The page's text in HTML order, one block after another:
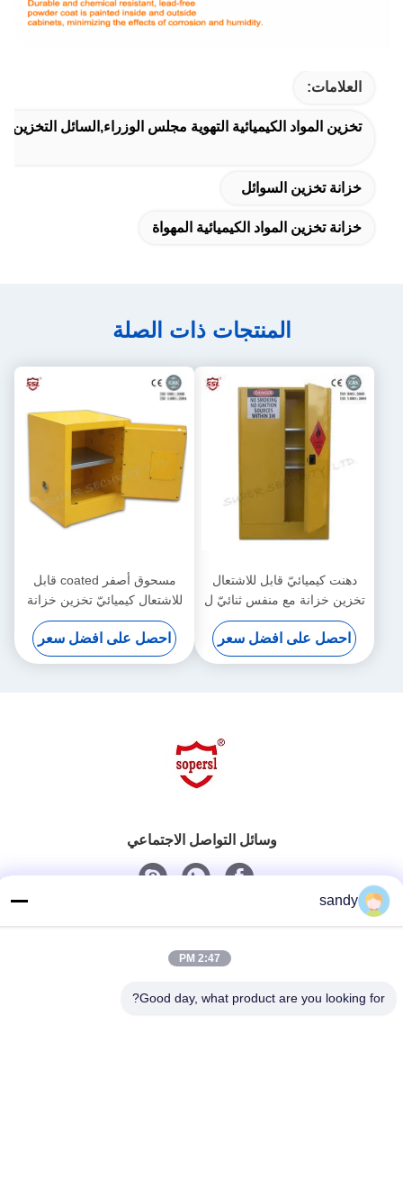
العلامات:
تخزين المواد الكيميائية التهوية مجلس الوزراء,السائل
خزانة تخزين السوائل
خزانة تخزين المواد الكيميائية المهواة
المنتجات ذات الصلة
دهنت كيميائيّ قابل للاشتعال
تخزين خزانة مع منفس ثنائيّ ل
بضائع الخطرة, 250L
احصل على افضل سعر
مسحوق أصفر coated قابل
للاشتعال كيميائيّ تخزين خزانة
لمختبر, مقعد أعلى
احصل على افضل سعر
وسائل التواصل الاجتماعي
sandy
2:47 PM
Good day, what product are you looking for?